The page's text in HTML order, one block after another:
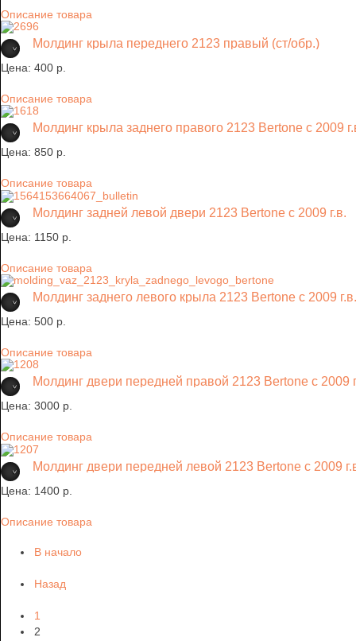
Описание товара
Молдинг крыла переднего 2123 правый (ст/обр.)
Цена: 400 p.
Описание товара
Молдинг крыла заднего правого 2123 Bertone с 2009
Цена: 850 p.
Описание товара
Молдинг задней левой двери 2123 Bertone с 2009 г.в.
Цена: 1150 p.
Описание товара
Молдинг заднего левого крыла 2123 Bertone с 2009 г.в.
Цена: 500 p.
Описание товара
Молдинг двери передней правой 2123 Bertone с 2009
Цена: 3000 p.
Описание товара
Молдинг двери передней левой 2123 Bertone с 2009
Цена: 1400 p.
Описание товара
В начало
Назад
1
2